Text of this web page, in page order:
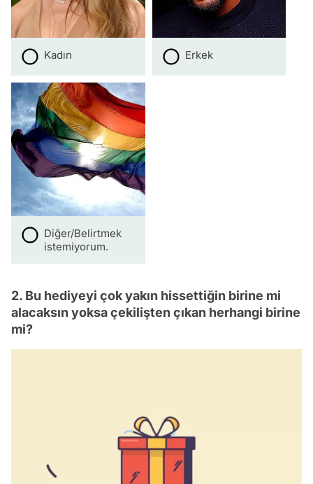
Kadın Erkek
Diğer/Belirtmek
istemiyorum.
2. Bu hediyeyi çok yakın hissettiğin birine mi
alacaksın yoksa çekilişten çıkan herhangi birine
mi?